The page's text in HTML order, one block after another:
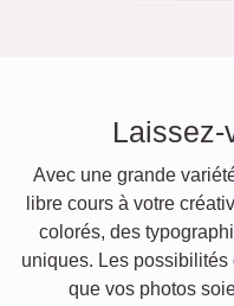
Laissez-
Avec une grande
libre cours à votre
colorés, des
uniques. Les
que vos photos